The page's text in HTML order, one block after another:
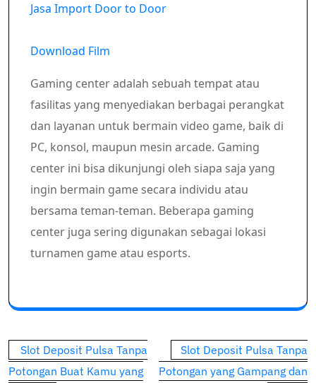
Jasa Import Door to Door
Download Film
Gaming center adalah sebuah tempat atau
fasilitas yang menyediakan berbagai perangkat
dan layanan untuk bermain video game, baik di
PC, konsol, maupun mesin arcade. Gaming
center ini bisa dikunjungi oleh siapa saja yang
ingin bermain game secara individu atau
bersama teman-teman. Beberapa gaming
center juga sering digunakan sebagai lokasi
turnamen game atau esports.
Post
navigation
Slot Deposit Pulsa Tanpa
Potongan Buat Kamu yang
Slot Deposit Pulsa Tanpa
Potongan yang Gampang dan